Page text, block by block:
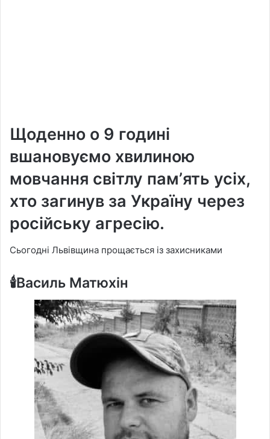
Щоденно о 9 годині
вшановуємо хвилиною
мовчання світлу памʼять усіх,
хто загинув за Україну через
російську агресію.
Сьогодні Львівщина прощається із захисниками
🕯️Василь Матюхін